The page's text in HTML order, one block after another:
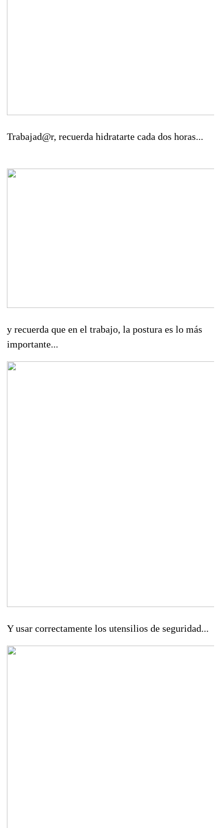
Trabajad@r, recuerda hidratarte cada dos horas...
y recuerda que en el trabajo, la postura es lo más
importante...
Y usar correctamente los utensilios de seguridad...